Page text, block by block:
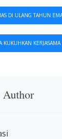
DI ULANG TAHUN
KUKUHKAN KERJASAMA
Author